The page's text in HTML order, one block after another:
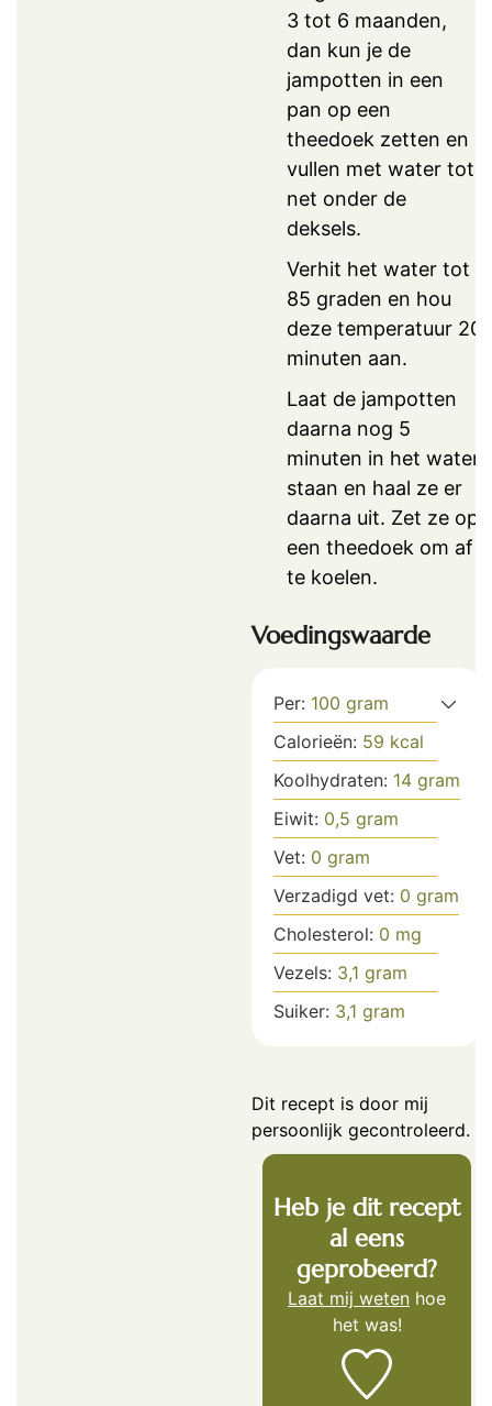
3 tot 6 maanden,
dan kun je de
jampotten in een
pan op een
theedoek zetten en
vullen met water tot
net onder de
deksels.
Verhit het water tot
85 graden en hou
deze temperatuur 20
minuten aan.
Laat de jampotten
daarna nog 5
minuten in het water
staan en haal ze er
daarna uit. Zet ze op
een theedoek om af
te koelen.
Voedingswaarde
Per: 100 gram
Calorieën: 59 kcal
Koolhydraten: 14 gram
Eiwit: 0,5 gram
Vet: 0 gram
Verzadigd vet: 0 gram
Cholesterol: 0 mg
Vezels: 3,1 gram
Suiker: 3,1 gram
Dit recept is door mij
persoonlijk gecontroleerd.
Heb je dit recept
al eens
geprobeerd?
Laat mij weten hoe
het was!